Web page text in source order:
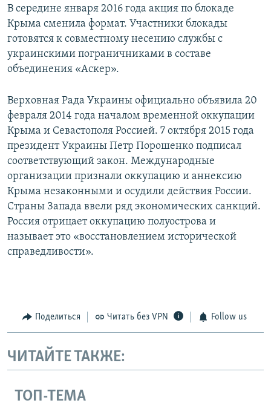
В середине января 2016 года акция по блокаде
Крыма сменила формат. Участники блокады
готовятся к совместному несению службы с
украинскими пограничниками в составе
объединения «Аскер».
Верховная Рада Украины официально объявила 20
февраля 2014 года началом временной оккупации
Крыма и Севастополя Россией. 7 октября 2015 года
президент Украины Петр Порошенко подписал
соответствующий закон. Международные
организации признали оккупацию и аннексию
Крыма незаконными и осудили действия России.
Страны Запада ввели ряд экономических санкций.
Россия отрицает оккупацию полуострова и
называет это «восстановлением исторической
справедливости».
Поделиться Читать без VPN Follow us
ЧИТАЙТЕ ТАКЖЕ:
ТОП-ТЕМА